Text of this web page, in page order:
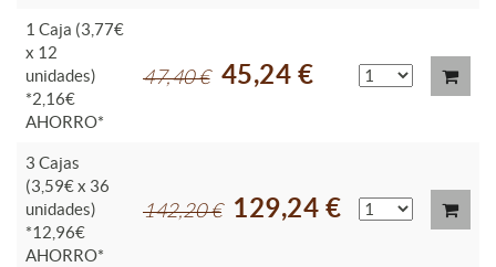
1 Caja (3,77€
x 12
unidades)
*2,16€
AHORRO*
47,40 € 45,24 €
3 Cajas
(3,59€ x 36
unidades)
*12,96€
AHORRO*
142,20 € 129,24 €